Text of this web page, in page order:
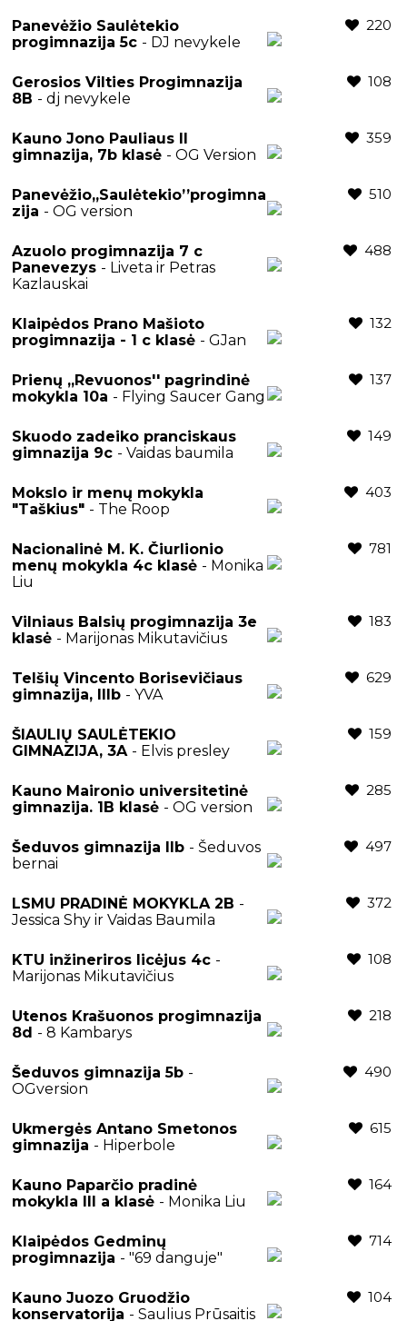
Panevėžio Saulėtekio
progimnazija 5c - DJ nevykele
220
Gerosios Vilties Progimnazija
8B - dj nevykele
108
Kauno Jono Pauliaus II
gimnazija, 7b klasė - OG Version
359
Panevėžio,,Saulėtekio’’progimna
zija - OG version
510
Azuolo progimnazija 7 c
Panevezys - Liveta ir Petras
Kazlauskai
488
Klaipėdos Prano Mašioto
progimnazija - 1 c klasė - GJan
132
Prienų ,,Revuonos'' pagrindinė
mokykla 10a - Flying Saucer Gang
137
Skuodo zadeiko pranciskaus
gimnazija 9c - Vaidas baumila
149
Mokslo ir menų mokykla
"Taškius" - The Roop
403
Nacionalinė M. K. Čiurlionio
menų mokykla 4c klasė - Monika
Liu
781
Vilniaus Balsių progimnazija 3e
klasė - Marijonas Mikutavičius
183
Telšių Vincento Borisevičiaus
gimnazija, IIIb - YVA
629
ŠIAULIŲ SAULĖTEKIO
GIMNAZIJA, 3A - Elvis presley
159
Kauno Maironio universitetinė
gimnazija. 1B klasė - OG version
285
Šeduvos gimnazija IIb - Šeduvos
bernai
497
LSMU PRADINĖ MOKYKLA 2B -
Jessica Shy ir Vaidas Baumila
372
KTU inžineriros licėjus 4c -
Marijonas Mikutavičius
108
Utenos Krašuonos progimnazija
8d - 8 Kambarys
218
Šeduvos gimnazija 5b -
OGversion
490
Ukmergės Antano Smetonos
gimnazija - Hiperbole
615
Kauno Paparčio pradinė
mokykla III a klasė - Monika Liu
164
Klaipėdos Gedminų
progimnazija - "69 danguje"
714
Kauno Juozo Gruodžio
konservatorija - Saulius Prūsaitis
104